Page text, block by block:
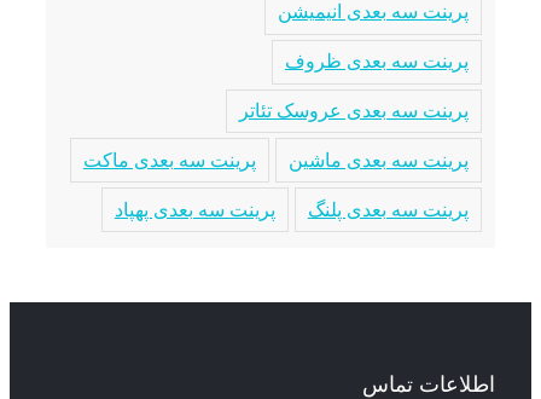
پرینت سه بعدی انیمیشن
پرینت سه بعدی ظروف
پرینت سه بعدی عروسک تئاتر
پرینت سه بعدی ماشین پرینت سه بعدی ماکت
پرینت سه بعدی پلنگ پرینت سه بعدی پهپاد
اطلاعات تماس